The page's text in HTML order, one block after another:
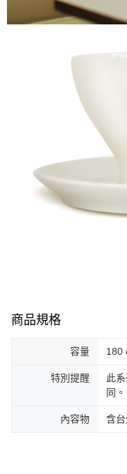
商品規格
容量 180
特別提醒
此
同。
內容物 含